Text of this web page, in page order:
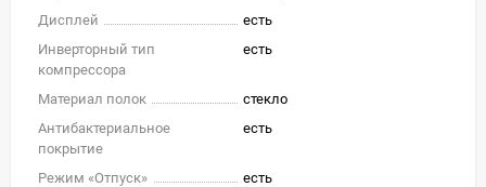
Дисплей
есть
Инверторный тип
компрессора
есть
Материал полок
стекло
Антибактериальное
покрытие
есть
Режим «Отпуск»
есть